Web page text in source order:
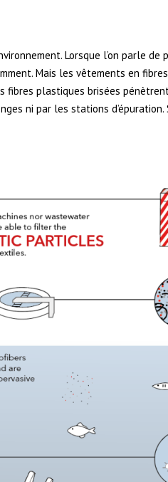
Lorsque l’on parle de
Mais les vêtements en
fibres plastiques brisées
ni par les stations d’épuration.